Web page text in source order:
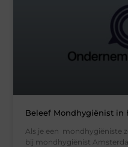
Beleef Mondhygiënist in
Als je een mondhygiëniste
bij mondhygiënist